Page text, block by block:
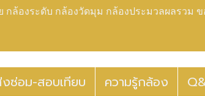
กล้องระดับ กล้องวัดมุม กล้องประมวลผลรวม
ซ่อม-สอบเทียบ ความรู้กล้อง